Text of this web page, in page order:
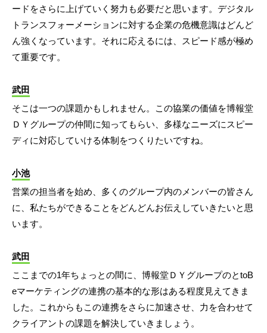
ードをさらに上げていく努力も必要だと思います。デジタル
トランスフォーメーションに対する企業の危機意識はどんど
ん強くなっています。それに応えるには、スピード感が極め
て重要です。
武田
そこは一つの課題かもしれません。この協業の価値を博報堂
ＤＹグループの仲間に知ってもらい、多様なニーズにスピー
ディに対応していける体制をつくりたいですね。
小池
営業の担当者を始め、多くのグループ内のメンバーの皆さん
に、私たちができることをどんどんお伝えしていきたいと思
います。
武田
ここまでの1年ちょっとの間に、博報堂ＤＹグループのとtoB
eマーケティングの連携の基本的な形はある程度見えてきま
した。これからもこの連携をさらに加速させ、力を合わせて
クライアントの課題を解決していきましょう。